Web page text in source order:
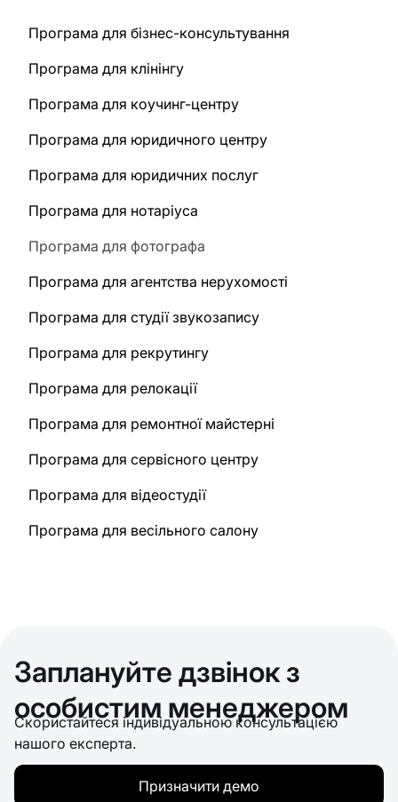
Програма для бізнес-консультування
Програма для клінінгу
Програма для коучинг-центру
Програма для юридичного центру
Програма для юридичних послуг
Програма для нотаріуса
Програма для фотографа
Програма для агентства нерухомості
Програма для студії звукозапису
Програма для рекрутингу
Програма для релокації
Програма для ремонтної майстерні
Програма для сервісного центру
Програма для відеостудії
Програма для весільного салону
Заплануйте дзвінок з
особистим менеджером
Скористайтеся індивідуальною консультацією
нашого експерта.
Призначити демо